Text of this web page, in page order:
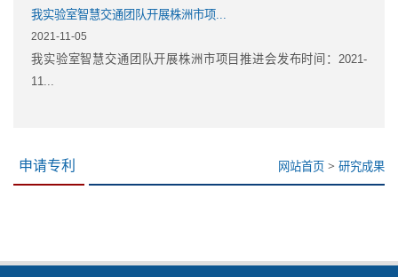
我实验室智慧交通团队开展株洲市项...
2021-11-05
我实验室智慧交通团队开展株洲市项目推进会发布时间：2021-
11...
申请专利 网站首页 > 研究成果